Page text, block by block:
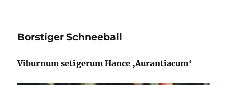
Borstiger Schneeball
Viburnum setigerum Hance ‚Aurantiacum‘